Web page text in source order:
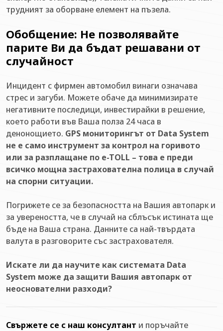
трудният за оборване елемент на пъзела.
Обобщение: Не позволявайте
парите Ви да бъдат решавани от
случайност
Инцидент с фирмен автомобил винаги означава
стрес и загуби. Можете обаче да минимизирате
негативните последици, инвестирайки в решение,
което работи във Ваша полза 24 часа в
денонощието. GPS мониторингът от Data System
не е само инструмент за контрол на горивото
или за разплащане по e-TOLL – това е преди
всичко мощна застрахователна полица в случай
на спорни ситуации.
Погрижете се за безопасността на Вашия автопарк и
за увереността, че в случай на сблъсък истината ще
бъде на Ваша страна. Данните са най-твърдата
валута в разговорите със застрахователя.
Искате ли да научите как системата Data
System може да защити Вашия автопарк от
неоснователни разходи?
Свържете се с наш консултант и поръчайте